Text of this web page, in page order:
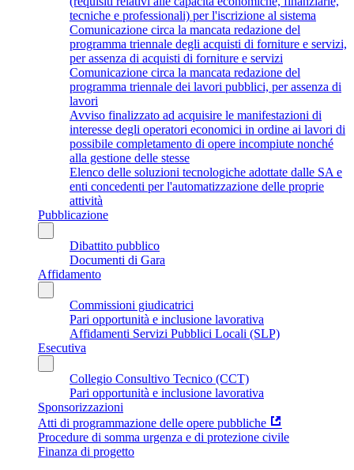
tecniche e professionali) per l'iscrizione al sistema
Comunicazione circa la mancata redazione del
programma triennale degli acquisti di forniture e servizi,
per assenza di acquisti di forniture e servizi
Comunicazione circa la mancata redazione del
programma triennale dei lavori pubblici, per assenza di
lavori
Avviso finalizzato ad acquisire le manifestazioni di
interesse degli operatori economici in ordine ai lavori di
possibile completamento di opere incompiute nonché
alla gestione delle stesse
Elenco delle soluzioni tecnologiche adottate dalle SA e
enti concedenti per l'automatizzazione delle proprie
attività
Pubblicazione
Dibattito pubblico
Documenti di Gara
Affidamento
Commissioni giudicatrici
Pari opportunità e inclusione lavorativa
Affidamenti Servizi Pubblici Locali (SLP)
Esecutiva
Collegio Consultivo Tecnico (CCT)
Pari opportunità e inclusione lavorativa
Sponsorizzazioni
Atti di programmazione delle opere pubbliche
Procedure di somma urgenza e di protezione civile
Finanza di progetto